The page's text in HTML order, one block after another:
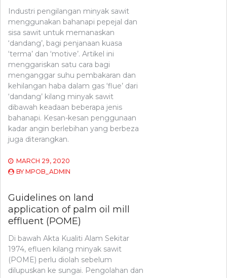
Industri pengilangan minyak sawit
menggunakan bahanapi pepejal dan
sisa sawit untuk memanaskan
‘dandang’, bagi penjanaan kuasa
‘terma’ dan ‘motive’. Artikel ini
menggariskan satu cara bagi
menganggar suhu pembakaran dan
kehilangan haba dalam gas ‘flue’ dari
‘dandang’ kilang minyak sawit
dibawah keadaan beberapa jenis
bahanapi. Kesan-kesan penggunaan
kadar angin berlebihan yang berbeza
juga diterangkan.
MARCH 29, 2020
BY MPOB_ADMIN
Guidelines on land
application of palm oil mill
effluent (POME)
Di bawah Akta Kualiti Alam Sekitar
1974, efluen kilang minyak sawit
(POME) perlu diolah sebelum
dilupuskan ke sungai. Pengolahan dan